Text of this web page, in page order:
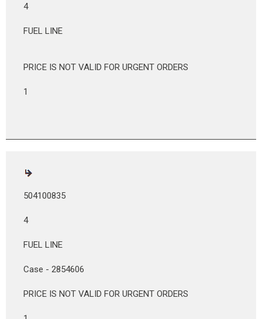
4
FUEL LINE
PRICE IS NOT VALID FOR URGENT ORDERS
1
504100835
4
FUEL LINE
Case - 2854606
PRICE IS NOT VALID FOR URGENT ORDERS